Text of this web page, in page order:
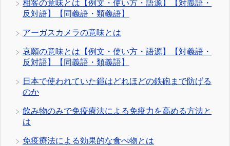
相客の意味とは【例文・使い方・語源】【対義語・
反対語】【同義語・類義語】
アーガスカメラの意味とは
哀願の意味とは【例文・使い方・語源】【対義語・
反対語】【同義語・類義語】
日本で使われていた鎧はどれほどの鉄砲まで防げる
のか
飲み物のみで免疫療法による免疫力を高める方法と
は
免疫療法による効果的な食べ物とは